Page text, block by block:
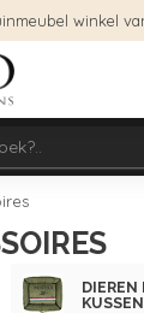
winkel
DIEREN